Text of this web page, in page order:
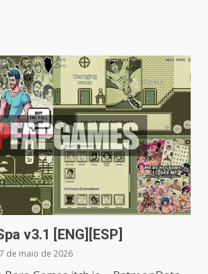
v3.1 [ENG][ESP]
de maio de 2026